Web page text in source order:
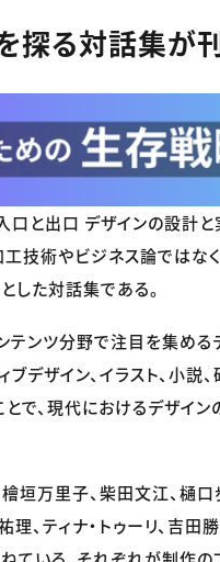
探る対話集が
口と出口 デザインの設計
工技術やビジネス論では
した対話集である。
テンツ分野で注目を集める
ィブデザイン、イラスト、
で、現代におけるデザイ
垣万里子、柴田文江、樋
理、ティナ・トゥーリ、吉